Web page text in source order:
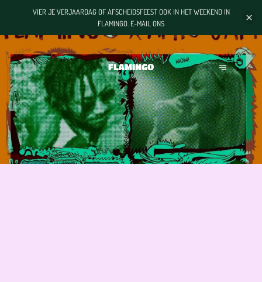
VIER JE VERJAARDAG OF AFSCHEIDSFEEST OOK IN HET WEEKEND IN
FLAMINGO. E-MAIL ONS
FLAMINGO